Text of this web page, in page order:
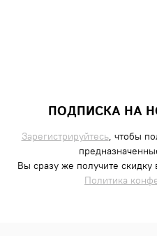
ПОДПИСКА НА
Зарегистрируйтесь, чтобы
Вы сразу же получите
Политика